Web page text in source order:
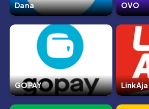
Dana OVO
GOPAY LinkAja